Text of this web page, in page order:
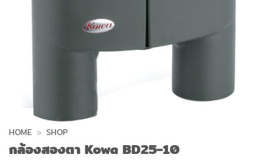
HOME » SHOP
กล้องสองตา Kowa BD25-10